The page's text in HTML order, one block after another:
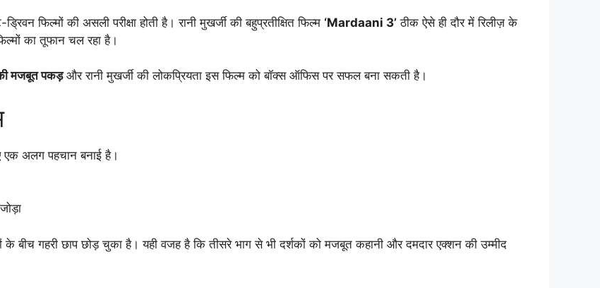
फिल्मों की असली परीक्षा होती है। रानी मुखर्जी की बहुप्रतीक्षित फिल्म ‘Mardaani 3’ ठीक ऐसे ही दौर में रिलीज़ के
का तूफान चल रहा है।
की मजबूत पकड़और रानी मुखर्जी की लोकप्रियता इस फिल्म को बॉक्स ऑफिस पर सफल बना सकती है।
एक अलग पहचान बनाई है।
के बीच गहरी छाप छोड़ चुका है। यही वजह है कि तीसरे भाग से भी दर्शकों को मजबूत कहानी और दमदार एक्शन की उम्मीद